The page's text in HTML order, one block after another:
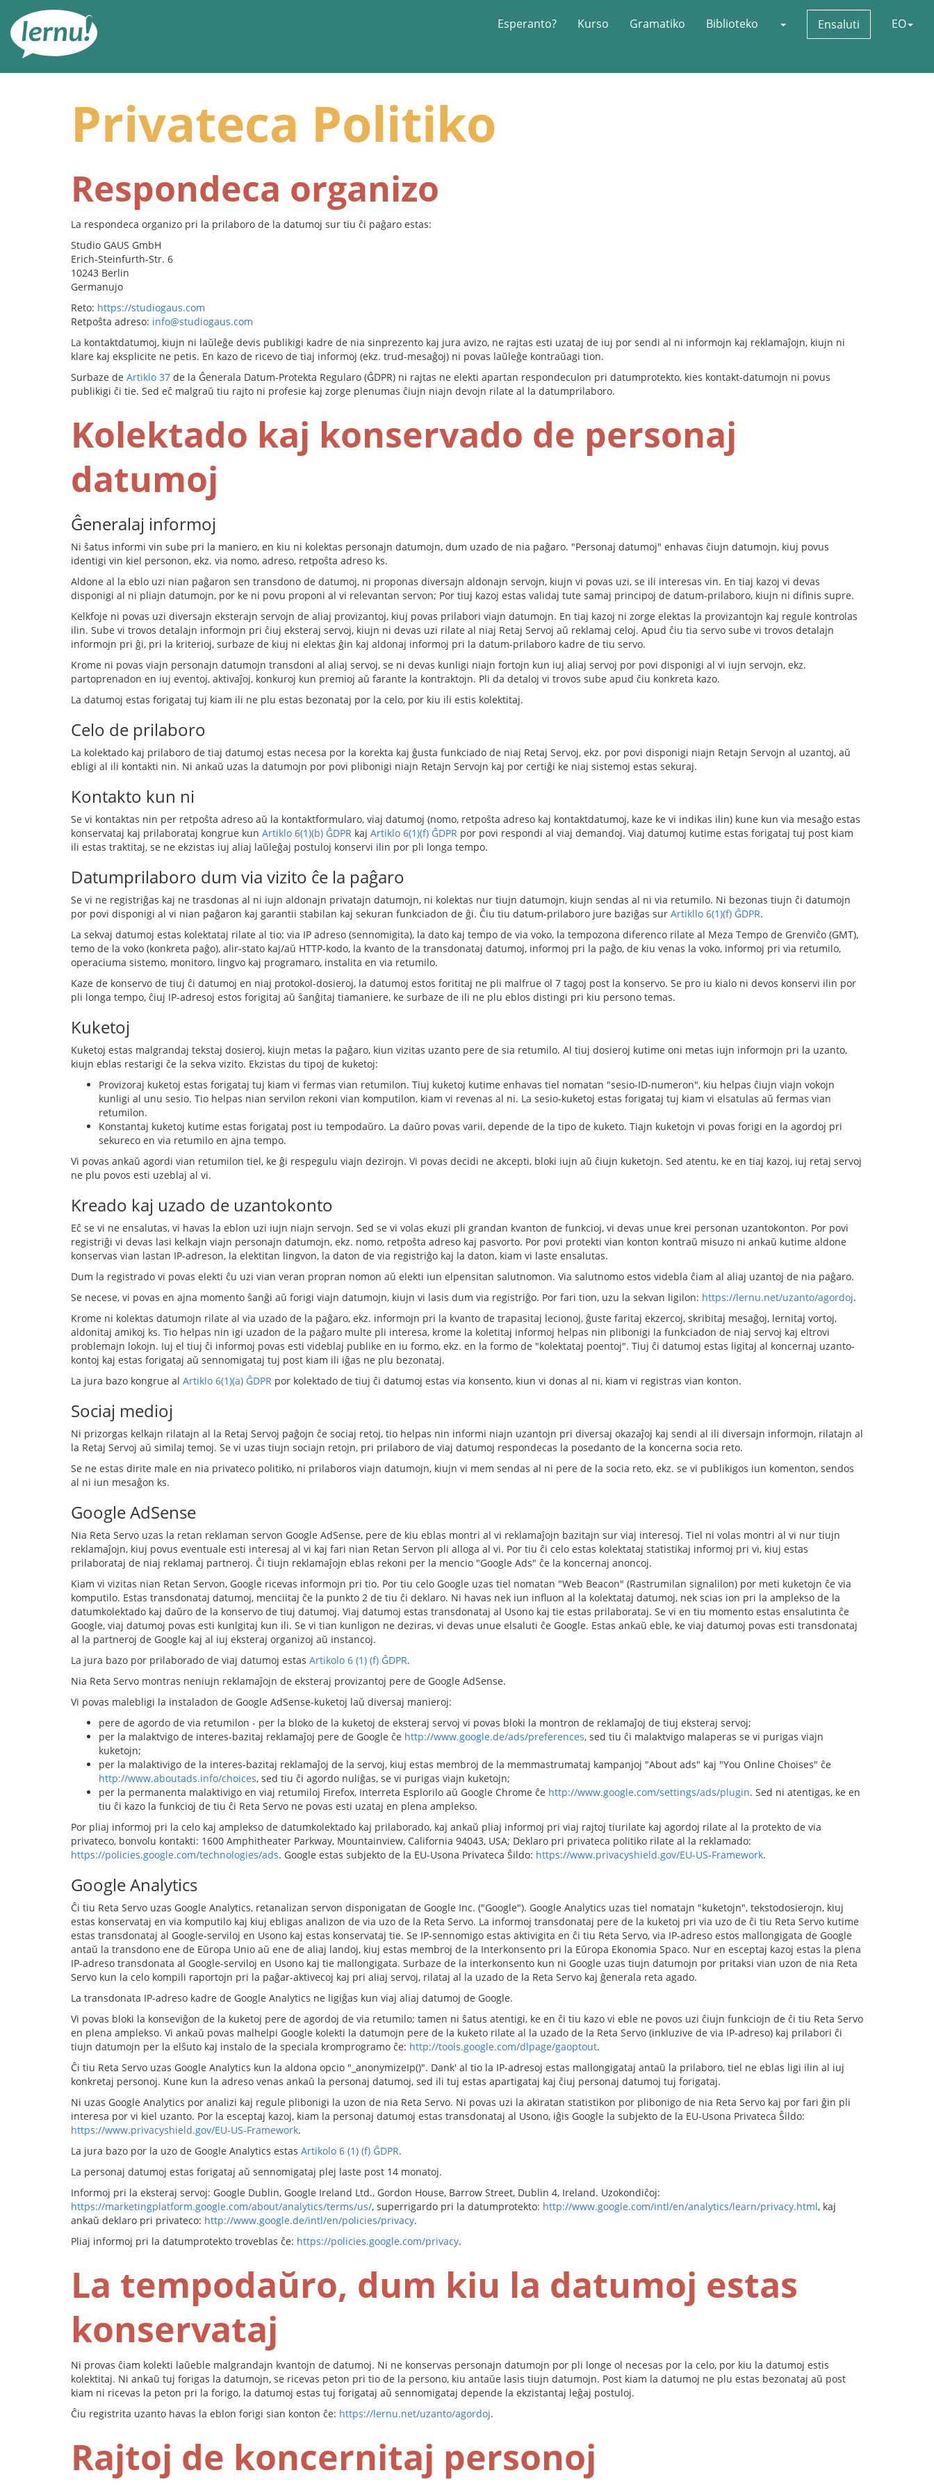
enhavo
Esperanto? Kurso Gramatiko Biblioteko Ensaluti EO
Privateca Politiko
Respondeca organizo
La respondeca organizo pri la prilaboro de la datumoj sur tiu ĉi paĝaro estas:
Studio GAUS GmbH
Erich-Steinfurth-Str. 6
10243 Berlin
Germanujo
Reto: https://studiogaus.com
Retpoŝta adreso: info@studiogaus.com
La kontaktdatumoj, kiujn ni laŭleĝe devis publikigi kadre de nia sinprezento kaj jura avizo, ne rajtas esti uzataj de iuj por sendi al ni informojn kaj reklamaĵojn, kiujn ni
klare kaj eksplicite ne petis. En kazo de ricevo de tiaj informoj (ekz. trud-mesaĝoj) ni povas laŭleĝe kontraŭagi tion.
Surbaze de Artiklo 37 de la Ĝenerala Datum-Protekta Regularo (ĜDPR) ni rajtas ne elekti apartan respondeculon pri datumprotekto, kies kontakt-datumojn ni povus
publikigi ĉi tie. Sed eĉ malgraŭ tiu rajto ni profesie kaj zorge plenumas ĉiujn niajn devojn rilate al la datumprilaboro.
Kolektado kaj konservado de personaj
datumoj
Ĝeneralaj informoj
Ni ŝatus informi vin sube pri la maniero, en kiu ni kolektas personajn datumojn, dum uzado de nia paĝaro. "Personaj datumoj" enhavas ĉiujn datumojn, kiuj povus
identigi vin kiel personon, ekz. via nomo, adreso, retpoŝta adreso ks.
Aldone al la eblo uzi nian paĝaron sen transdono de datumoj, ni proponas diversajn aldonajn servojn, kiujn vi povas uzi, se ili interesas vin. En tiaj kazoj vi devas
disponigi al ni pliajn datumojn, por ke ni povu proponi al vi relevantan servon; Por tiuj kazoj estas validaj tute samaj principoj de datum-prilaboro, kiujn ni difinis supre.
Kelkfoje ni povas uzi diversajn eksterajn servojn de aliaj provizantoj, kiuj povas prilabori viajn datumojn. En tiaj kazoj ni zorge elektas la provizantojn kaj regule kontrolas
ilin. Sube vi trovos detalajn informojn pri ĉiuj eksteraj servoj, kiujn ni devas uzi rilate al niaj Retaj Servoj aŭ reklamaj celoj. Apud ĉiu tia servo sube vi trovos detalajn
informojn pri ĝi, pri la kriterioj, surbaze de kiuj ni elektas ĝin kaj aldonaj informoj pri la datum-prilaboro kadre de tiu servo.
Krome ni povas viajn personajn datumojn transdoni al aliaj servoj, se ni devas kunligi niajn fortojn kun iuj aliaj servoj por povi disponigi al vi iujn servojn, ekz.
partoprenadon en iuj eventoj, aktivaĵoj, konkuroj kun premioj aŭ farante la kontraktojn. Pli da detaloj vi trovos sube apud ĉiu konkreta kazo.
La datumoj estas forigataj tuj kiam ili ne plu estas bezonataj por la celo, por kiu ili estis kolektitaj.
Celo de prilaboro
La kolektado kaj prilaboro de tiaj datumoj estas necesa por la korekta kaj ĝusta funkciado de niaj Retaj Servoj, ekz. por povi disponigi niajn Retajn Servojn al uzantoj, aŭ
ebligi al ili kontakti nin. Ni ankaŭ uzas la datumojn por povi plibonigi niajn Retajn Servojn kaj por certiĝi ke niaj sistemoj estas sekuraj.
Kontakto kun ni
Se vi kontaktas nin per retpoŝta adreso aŭ la kontaktformularo, viaj datumoj (nomo, retpoŝta adreso kaj kontaktdatumoj, kaze ke vi indikas ilin) kune kun via mesaĝo estas
konservataj kaj prilaborataj kongrue kun Artiklo 6(1)(b) ĜDPR kaj Artiklo 6(1)(f) ĜDPR por povi respondi al viaj demandoj. Viaj datumoj kutime estas forigataj tuj post kiam
ili estas traktitaj, se ne ekzistas iuj aliaj laŭleĝaj postuloj konservi ilin por pli longa tempo.
Datumprilaboro dum via vizito ĉe la paĝaro
Se vi ne registriĝas kaj ne trasdonas al ni iujn aldonajn privatajn datumojn, ni kolektas nur tiujn datumojn, kiujn sendas al ni via retumilo. Ni bezonas tiujn ĉi datumojn
por povi disponigi al vi nian paĝaron kaj garantii stabilan kaj sekuran funkciadon de ĝi. Ĉiu tiu datum-prilaboro jure baziĝas sur Artikllo 6(1)(f) ĜDPR.
La sekvaj datumoj estas kolektataj rilate al tio: via IP adreso (sennomigita), la dato kaj tempo de via voko, la tempozona diferenco rilate al Meza Tempo de Grenviĉo (GMT),
temo de la voko (konkreta paĝo), alir-stato kaj/aŭ HTTP-kodo, la kvanto de la transdonataj datumoj, informoj pri la paĝo, de kiu venas la voko, informoj pri via retumilo,
operaciuma sistemo, monitoro, lingvo kaj programaro, instalita en via retumilo.
Kaze de konservo de tiuj ĉi datumoj en niaj protokol-dosieroj, la datumoj estos forititaj ne pli malfrue ol 7 tagoj post la konservo. Se pro iu kialo ni devos konservi ilin por
pli longa tempo, ĉiuj IP-adresoj estos forigitaj aŭ ŝanĝitaj tiamaniere, ke surbaze de ili ne plu eblos distingi pri kiu persono temas.
Kuketoj
Kuketoj estas malgrandaj tekstaj dosieroj, kiujn metas la paĝaro, kiun vizitas uzanto pere de sia retumilo. Al tiuj dosieroj kutime oni metas iujn informojn pri la uzanto,
kiujn eblas restarigi ĉe la sekva vizito. Ekzistas du tipoj de kuketoj:
Provizoraj kuketoj estas forigataj tuj kiam vi fermas vian retumilon. Tiuj kuketoj kutime enhavas tiel nomatan "sesio-ID-numeron", kiu helpas ĉiujn viajn vokojn
kunligi al unu sesio. Tio helpas nian servilon rekoni vian komputilon, kiam vi revenas al ni. La sesio-kuketoj estas forigataj tuj kiam vi elsatulas aŭ fermas vian
retumilon.
Konstantaj kuketoj kutime estas forigataj post iu tempodaŭro. La daŭro povas varii, depende de la tipo de kuketo. Tiajn kuketojn vi povas forigi en la agordoj pri
sekureco en via retumilo en ajna tempo.
Vi povas ankaŭ agordi vian retumilon tiel, ke ĝi respegulu viajn dezirojn. Vi povas decidi ne akcepti, bloki iujn aŭ ĉiujn kuketojn. Sed atentu, ke en tiaj kazoj, iuj retaj servoj
ne plu povos esti uzeblaj al vi.
Kreado kaj uzado de uzantokonto
Eĉ se vi ne ensalutas, vi havas la eblon uzi iujn niajn servojn. Sed se vi volas ekuzi pli grandan kvanton de funkcioj, vi devas unue krei personan uzantokonton. Por povi
registriĝi vi devas lasi kelkajn viajn personajn datumojn, ekz. nomo, retpoŝta adreso kaj pasvorto. Por povi protekti vian konton kontraŭ misuzo ni ankaŭ kutime aldone
konservas vian lastan IP-adreson, la elektitan lingvon, la daton de via registriĝo kaj la daton, kiam vi laste ensalutas.
Dum la registrado vi povas elekti ĉu uzi vian veran propran nomon aŭ elekti iun elpensitan salutnomon. Via salutnomo estos videbla ĉiam al aliaj uzantoj de nia paĝaro.
Se necese, vi povas en ajna momento ŝanĝi aŭ forigi viajn datumojn, kiujn vi lasis dum via registriĝo. Por fari tion, uzu la sekvan ligilon: https://lernu.net/uzanto/agordoj.
Krome ni kolektas datumojn rilate al via uzado de la paĝaro, ekz. informojn pri la kvanto de trapasitaj lecionoj, ĝuste faritaj ekzercoj, skribitaj mesaĝoj, lernitaj vortoj,
aldonitaj amikoj ks. Tio helpas nin igi uzadon de la paĝaro multe pli interesa, krome la koletitaj informoj helpas nin plibonigi la funkciadon de niaj servoj kaj eltrovi
problemajn lokojn. Iuj el tiuj ĉi informoj povas esti videblaj publike en iu formo, ekz. en la formo de "kolektataj poentoj". Tiuj ĉi datumoj estas ligitaj al koncernaj uzanto-
kontoj kaj estas forigataj aŭ sennomigataj tuj post kiam ili iĝas ne plu bezonataj.
La jura bazo kongrue al Artiklo 6(1)(a) ĜDPR por kolektado de tiuj ĉi datumoj estas via konsento, kiun vi donas al ni, kiam vi registras vian konton.
Sociaj medioj
Ni prizorgas kelkajn rilatajn al la Retaj Servoj paĝojn ĉe sociaj retoj, tio helpas nin informi niajn uzantojn pri diversaj okazaĵoj kaj sendi al ili diversajn informojn, rilatajn al
la Retaj Servoj aŭ similaj temoj. Se vi uzas tiujn sociajn retojn, pri prilaboro de viaj datumoj respondecas la posedanto de la koncerna socia reto.
Se ne estas dirite male en nia privateco politiko, ni prilaboros viajn datumojn, kiujn vi mem sendas al ni pere de la socia reto, ekz. se vi publikigos iun komenton, sendos
al ni iun mesaĝon ks.
Google AdSense
Nia Reta Servo uzas la retan reklaman servon Google AdSense, pere de kiu eblas montri al vi reklamaĵojn bazitajn sur viaj interesoj. Tiel ni volas montri al vi nur tiujn
reklamaĵojn, kiuj povus eventuale esti interesaj al vi kaj fari nian Retan Servon pli alloga al vi. Por tiu ĉi celo estas kolektataj statistikaj informoj pri vi, kiuj estas
prilaborataj de niaj reklamaj partneroj. Ĉi tiujn reklamaĵojn eblas rekoni per la mencio "Google Ads" ĉe la koncernaj anoncoj.
Kiam vi vizitas nian Retan Servon, Google ricevas informojn pri tio. Por tiu celo Google uzas tiel nomatan "Web Beacon" (Rastrumilan signalilon) por meti kuketojn ĉe via
komputilo. Estas transdonataj datumoj, menciitaj ĉe la punkto 2 de tiu ĉi deklaro. Ni havas nek iun influon al la kolektataj datumoj, nek scias ion pri la amplekso de la
datumkolektado kaj daŭro de la konservo de tiuj datumoj. Viaj datumoj estas transdonataj al Usono kaj tie estas prilaborataj. Se vi en tiu momento estas ensalutinta ĉe
Google, viaj datumoj povas esti kunlgitaj kun ili. Se vi tian kunligon ne deziras, vi devas unue elsaluti ĉe Google. Estas ankaŭ eble, ke viaj datumoj povas esti transdonataj
al la partneroj de Google kaj al iuj eksteraj organizoj aŭ instancoj.
La jura bazo por prilaborado de viaj datumoj estas Artikolo 6 (1) (f) ĜDPR.
Nia Reta Servo montras neniujn reklamaĵojn de eksteraj provizantoj pere de Google AdSense.
Vi povas malebligi la instaladon de Google AdSense-kuketoj laŭ diversaj manieroj:
pere de agordo de via retumilon - per la bloko de la kuketoj de eksteraj servoj vi povas bloki la montron de reklamaĵoj de tiuj eksteraj servoj;
per la malaktvigo de interes-bazitaj reklamaĵoj pere de Google ĉe http://www.google.de/ads/preferences, sed tiu ĉi malaktvigo malaperas se vi purigas viajn
kuketojn;
per la malaktivigo de la interes-bazitaj reklamaĵoj de la servoj, kiuj estas membroj de la memmastrumataj kampanjoj "About ads" kaj "You Online Choises" ĉe
http://www.aboutads.info/choices, sed tiu ĉi agordo nuliĝas, se vi purigas viajn kuketojn;
per la permanenta malaktivigo en viaj retumiloj Firefox, Interreta Esplorilo aŭ Google Chrome ĉe http://www.google.com/settings/ads/plugin. Sed ni atentigas, ke en
tiu ĉi kazo la funkcioj de tiu ĉi Reta Servo ne povas esti uzataj en plena amplekso.
Por pliaj informoj pri la celo kaj amplekso de datumkolektado kaj prilaborado, kaj ankaŭ pliaj informoj pri viaj rajtoj tiurilate kaj agordoj rilate al la protekto de via
privateco, bonvolu kontakti: 1600 Amphitheater Parkway, Mountainview, California 94043, USA; Deklaro pri privateca politiko rilate al la reklamado:
https://policies.google.com/technologies/ads. Google estas subjekto de la EU-Usona Privateca Ŝildo: https://www.privacyshield.gov/EU-US-Framework.
Google Analytics
Ĉi tiu Reta Servo uzas Google Analytics, retanalizan servon disponigatan de Google Inc. ("Google"). Google Analytics uzas tiel nomatajn "kuketojn", tekstodosierojn, kiuj
estas konservataj en via komputilo kaj kiuj ebligas analizon de via uzo de la Reta Servo. La informoj transdonataj pere de la kuketoj pri via uzo de ĉi tiu Reta Servo kutime
estas transdonataj al Google-serviloj en Usono kaj estas konservataj tie. Se IP-sennomigo estas aktivigita en ĉi tiu Reta Servo, via IP-adreso estos mallongigata de Google
antaŭ la transdono ene de Eŭropa Unio aŭ ene de aliaj landoj, kiuj estas membroj de la Interkonsento pri la Eŭropa Ekonomia Spaco. Nur en esceptaj kazoj estas la plena
IP-adreso transdonata al Google-serviloj en Usono kaj tie mallongigata. Surbaze de la interkonsento kun ni Google uzas tiujn datumojn por pritaksi vian uzon de nia Reta
Servo kun la celo kompili raportojn pri la paĝar-aktivecoj kaj pri aliaj servoj, rilataj al la uzado de la Reta Servo kaj ĝenerala reta agado.
La transdonata IP-adreso kadre de Google Analytics ne ligiĝas kun viaj aliaj datumoj de Google.
Vi povas bloki la konseviĝon de la kuketoj pere de agordoj de via retumilo; tamen ni ŝatus atentigi, ke en ĉi tiu kazo vi eble ne povos uzi ĉiujn funkciojn de ĉi tiu Reta Servo
en plena amplekso. Vi ankaŭ povas malhelpi Google kolekti la datumojn pere de la kuketo rilate al la uzado de la Reta Servo (inkluzive de via IP-adreso) kaj prilabori ĉi
tiujn datumojn per la elŝuto kaj instalo de la speciala kromprogramo ĉe: http://tools.google.com/dlpage/gaoptout.
Ĉi tiu Reta Servo uzas Google Analytics kun la aldona opcio "_anonymizeIp()". Dank' al tio la IP-adresoj estas mallongigataj antaŭ la prilaboro, tiel ne eblas ligi ilin al iuj
konkretaj personoj. Kune kun la adreso venas ankaŭ la personaj datumoj, sed ili tuj estas apartigataj kaj ĉiuj personaj datumoj tuj forigataj.
Ni uzas Google Analytics por analizi kaj regule plibonigi la uzon de nia Reta Servo. Ni povas uzi la akiratan statistikon por plibonigo de nia Reta Servo kaj por fari ĝin pli
interesa por vi kiel uzanto. Por la esceptaj kazoj, kiam la personaj datumoj estas transdonataj al Usono, iĝis Google la subjekto de la EU-Usona Privateca Ŝildo:
https://www.privacyshield.gov/EU-US-Framework.
La jura bazo por la uzo de Google Analytics estas Artikolo 6 (1) (f) ĜDPR.
La personaj datumoj estas forigataj aŭ sennomigataj plej laste post 14 monatoj.
Informoj pri la eksteraj servoj: Google Dublin, Google Ireland Ltd., Gordon House, Barrow Street, Dublin 4, Ireland. Uzokondiĉoj:
https://marketingplatform.google.com/about/analytics/terms/us/, superrigardo pri la datumprotekto: http://www.google.com/intl/en/analytics/learn/privacy.html, kaj
ankaŭ deklaro pri privateco: http://www.google.de/intl/en/policies/privacy.
Pliaj informoj pri la datumprotekto troveblas ĉe: https://policies.google.com/privacy.
La tempodaŭro, dum kiu la datumoj estas
konservataj
Ni provas ĉiam kolekti laŭeble malgrandajn kvantojn de datumoj. Ni ne konservas personajn datumojn por pli longe ol necesas por la celo, por kiu la datumoj estis
kolektitaj. Ni ankaŭ tuj forigas la datumojn, se ricevas peton pri tio de la persono, kiu antaŭe lasis tiujn datumojn. Post kiam la datumoj ne plu estas bezonataj aŭ post
kiam ni ricevas la peton pri la forigo, la datumoj estas tuj forigataj aŭ sennomigataj depende la ekzistantaj leĝaj postuloj.
Ĉiu registrita uzanto havas la eblon forigi sian konton ĉe: https://lernu.net/uzanto/agordoj.
Rajtoj de koncernitaj personoj